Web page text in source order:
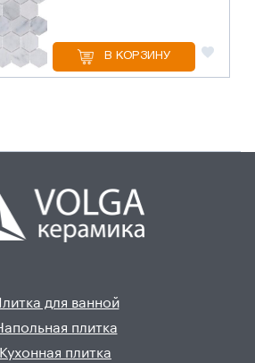
В КОРЗИНУ
для ванной
плитка
Кухонная плитка